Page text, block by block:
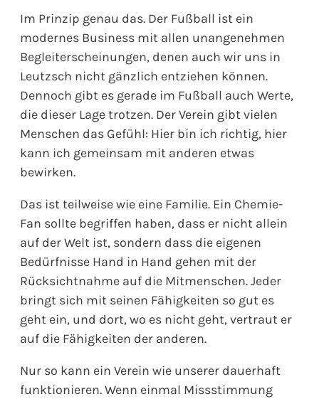
Im Prinzip genau das. Der Fußball ist ein
modernes Business mit allen unangenehmen
Begleiterscheinungen, denen auch wir uns in
Leutzsch nicht gänzlich entziehen können.
Dennoch gibt es gerade im Fußball auch Werte,
die dieser Lage trotzen. Der Verein gibt vielen
Menschen das Gefühl: Hier bin ich richtig, hier
kann ich gemeinsam mit anderen etwas
bewirken.
Das ist teilweise wie eine Familie. Ein Chemie-
Fan sollte begriffen haben, dass er nicht allein
auf der Welt ist, sondern dass die eigenen
Bedürfnisse Hand in Hand gehen mit der
Rücksichtnahme auf die Mitmenschen. Jeder
bringt sich mit seinen Fähigkeiten so gut es
geht ein, und dort, wo es nicht geht, vertraut er
auf die Fähigkeiten der anderen.
Nur so kann ein Verein wie unserer dauerhaft
funktionieren. Wenn einmal Missstimmung